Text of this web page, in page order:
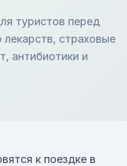
туристов перед
страховые
антибиотики и
к поездке в